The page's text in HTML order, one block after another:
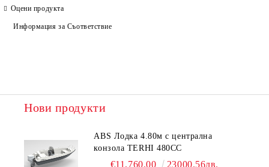
Ние ще се свържем с вас в рамките на работния ден.
Оцени продукта
Информация за Съответствие
Нови продукти
ABS Лодка 4.80м с централна
конзола TERHI 480CC
€11,760.00 23000.56лв.